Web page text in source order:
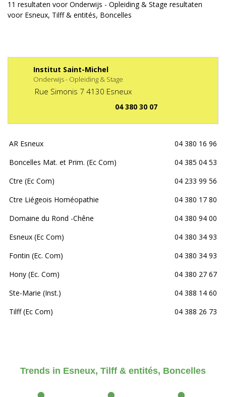
11 resultaten voor Onderwijs - Opleiding & Stage resultaten
voor Esneux, Tilff & entités, Boncelles
Institut Saint-Michel
Onderwijs - Opleiding & Stage
Rue Simonis 7 4130 Esneux
04 380 30 07
AR Esneux
04 380 16 96
Boncelles Mat. et Prim. (Ec Com)
04 385 04 53
Ctre (Ec Com)
04 233 99 56
Ctre Liégeois Homéopathie
04 380 17 80
Domaine du Rond -Chêne
04 380 94 00
Esneux (Ec Com)
04 380 34 93
Fontin (Ec. Com)
04 380 34 93
Hony (Ec. Com)
04 380 27 67
Ste-Marie (Inst.)
04 388 14 60
Tilff (Ec Com)
04 388 26 73
Trends in Esneux, Tilff & entités, Boncelles